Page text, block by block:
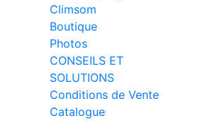
Climsom
Boutique
Photos
CONSEILS ET
SOLUTIONS
Conditions de Vente
Catalogue